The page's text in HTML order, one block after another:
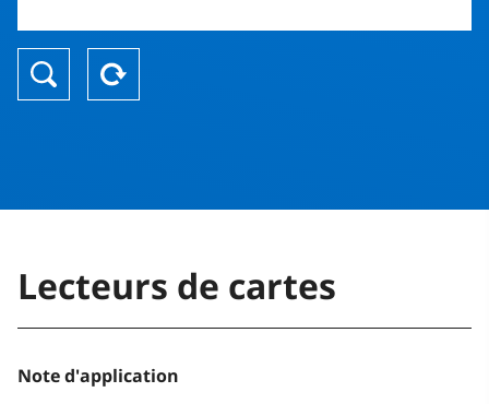
Lecteurs de cartes
Note d'application